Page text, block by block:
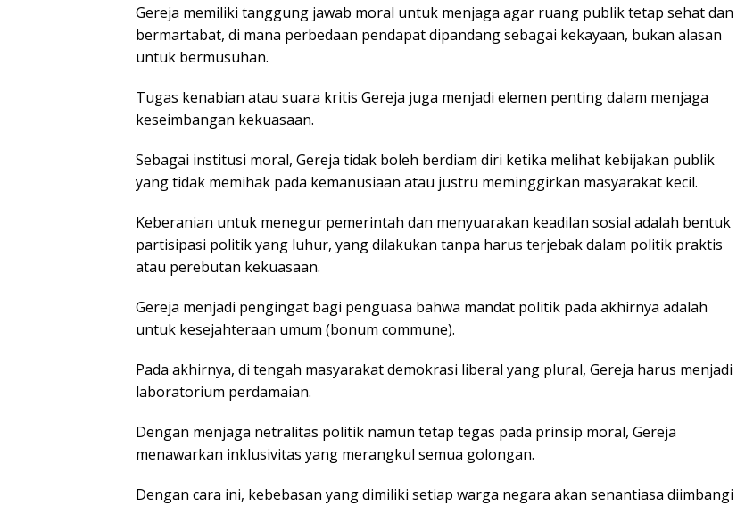
Gereja memiliki tanggung jawab moral untuk menjaga agar ruang publik tetap sehat dan
bermartabat, di mana perbedaan pendapat dipandang sebagai kekayaan, bukan alasan
untuk bermusuhan.
Tugas kenabian atau suara kritis Gereja juga menjadi elemen penting dalam menjaga
keseimbangan kekuasaan.
Sebagai institusi moral, Gereja tidak boleh berdiam diri ketika melihat kebijakan publik
yang tidak memihak pada kemanusiaan atau justru meminggirkan masyarakat kecil.
Keberanian untuk menegur pemerintah dan menyuarakan keadilan sosial adalah bentuk
partisipasi politik yang luhur, yang dilakukan tanpa harus terjebak dalam politik praktis
atau perebutan kekuasaan.
Gereja menjadi pengingat bagi penguasa bahwa mandat politik pada akhirnya adalah
untuk kesejahteraan umum (bonum commune).
Pada akhirnya, di tengah masyarakat demokrasi liberal yang plural, Gereja harus menjadi
laboratorium perdamaian.
Dengan menjaga netralitas politik namun tetap tegas pada prinsip moral, Gereja
menawarkan inklusivitas yang merangkul semua golongan.
Dengan cara ini, kebebasan yang dimiliki setiap warga negara akan senantiasa diimbangi